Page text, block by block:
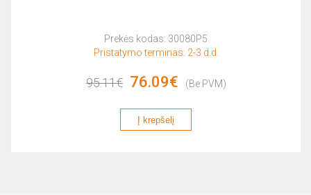
Prekės kodas: 30080P5
Pristatymo terminas: 2-3 d.d.
95.11€ 76.09€ (Be PVM)
Į krepšelį